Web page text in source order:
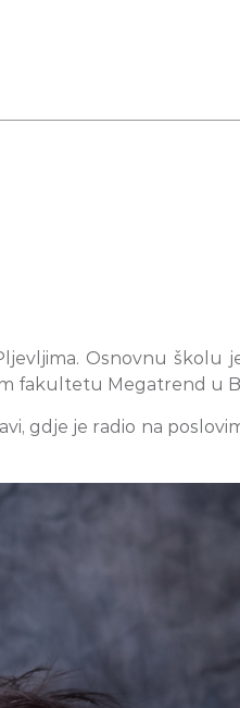
Osnovnu školu
fakultetu Megatrend u
gdje je radio na